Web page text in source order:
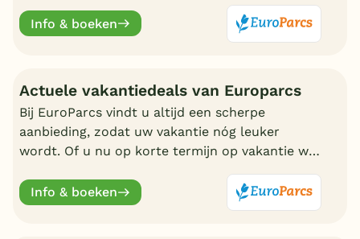
eigen bungalow
Info & boeken
Actuele vakantiedeals van Europarcs
Bij EuroParcs vindt u altijd een scherpe
aanbieding, zodat uw vakantie nóg leuker
wordt. Of u nu op korte termijn op vakantie wilt
actuele vakantiedeals.
Info & boeken